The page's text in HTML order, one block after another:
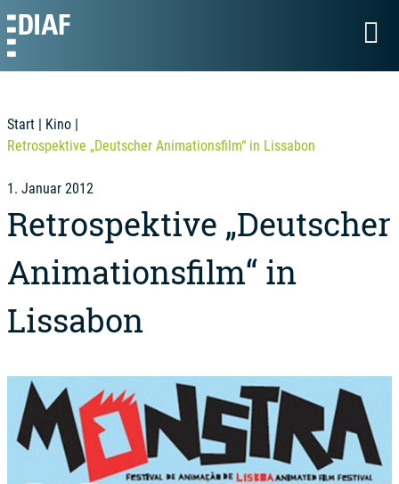
Start | Kino |
Retrospektive „Deutscher Animationsfilm“ in Lissabon
1. Januar 2012
Retrospektive „Deutscher
Animationsfilm“ in
Lissabon